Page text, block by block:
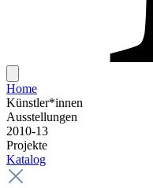
Home
Künstler*innen
Ausstellungen
2010-13
Projekte
Katalog